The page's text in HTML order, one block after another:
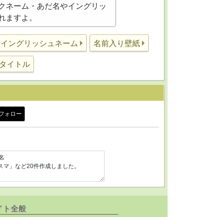
ネーム・あだ名やイングリッ
ますよ。
イングリッシュネーム 名前入り壁紙
イトル
ォロー
ト全般